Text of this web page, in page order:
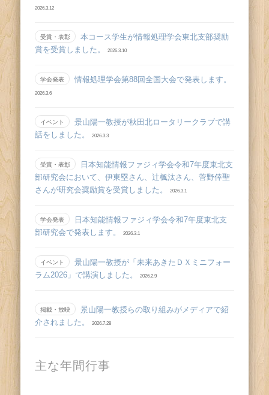
2026.3.12
受賞・表彰
本コース学生が情報処理学会東北支部奨励
賞を受賞しました。
2026.3.10
学会発表 情報処理学会第88回全国大会で発表します。
2026.3.6
イベント
景山陽一教授が秋田北ロータリークラブで講
話をしました。
2026.3.3
受賞・表彰
日本知能情報ファジィ学会令和7年度東北支
部研究会において、伊東塁さん、辻󠄀楓汰さん、菅野倖聖
さんが研究会奨励賞を受賞しました。
2026.3.1
学会発表
日本知能情報ファジィ学会令和7年度東北支
部研究会で発表します。
2026.3.1
イベント
景山陽一教授が「未来あきたＤＸミニフォー
ラム2026」で講演しました。
2026.2.9
掲載・放映
景山陽一教授らの取り組みがメディアで紹
介されました。
2026.7.28
主な年間行事